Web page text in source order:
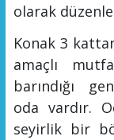
olarak
Konak 3
amaçlı
barındığı
oda vardır.
seyirlik bir